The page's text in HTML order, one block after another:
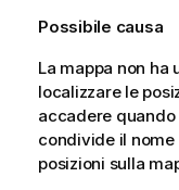
c
a
Possibile causa
La mappa non ha
localizzare le
accadere quando
condivide il nome
posizioni sulla